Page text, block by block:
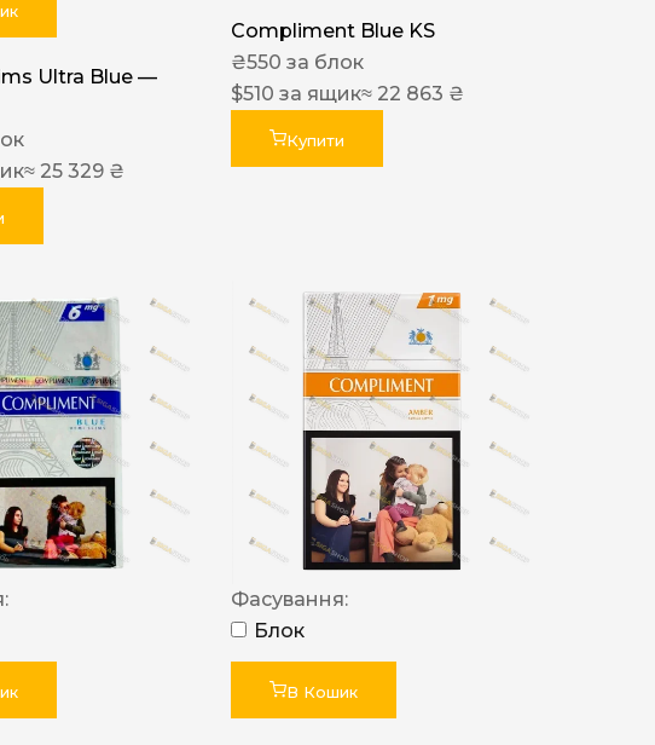
Ultra Blue —
≈ 25 329 ₴
Compliment Blue KS
₴550 за блок
$510 за ящик≈ 22 863 ₴
Купити
Фасування:
Блок
В Кошик